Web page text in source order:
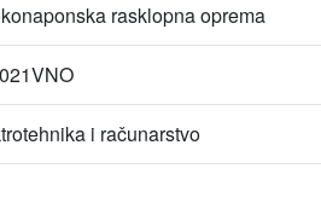
rasklopna oprema
i računarstvo